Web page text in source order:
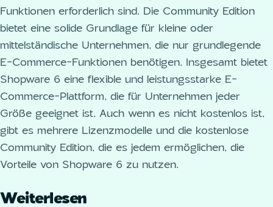
Funktionen erforderlich sind. Die Community Edition
bietet eine solide Grundlage für kleine oder
mittelständische Unternehmen, die nur grundlegende
E-Commerce-Funktionen benötigen. Insgesamt bietet
Shopware 6 eine flexible und leistungsstarke E-
Commerce-Plattform, die für Unternehmen jeder
Größe geeignet ist. Auch wenn es nicht kostenlos ist,
gibt es mehrere Lizenzmodelle und die kostenlose
Community Edition, die es jedem ermöglichen, die
Vorteile von Shopware 6 zu nutzen.
Weiterlesen